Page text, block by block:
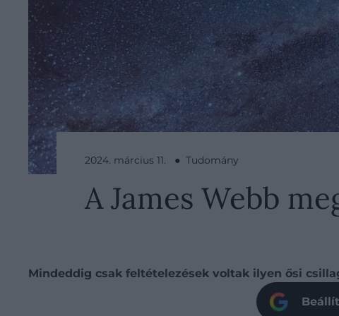
2024. március 11. ● Tudomány
A James Webb
Mindeddig csak feltételezések voltak ilyen ősi